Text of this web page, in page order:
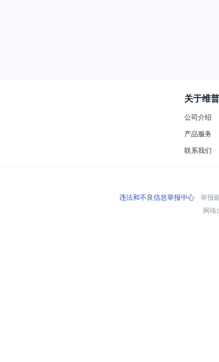
关于维普
公司介绍
产品服务
联系我们
违法和不良信息举报中心举报
网